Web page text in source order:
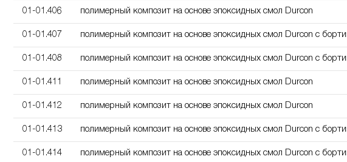
01-01.406 полимерный композит на основе эпоксидных смол Durcon
01-01.407 полимерный композит на основе эпоксидных смол Durcon с
01-01.408 полимерный композит на основе эпоксидных смол Durcon с
01-01.411 полимерный композит на основе эпоксидных смол Durcon
01-01.412 полимерный композит на основе эпоксидных смол Durcon
01-01.413 полимерный композит на основе эпоксидных смол Durcon с
01-01.414 полимерный композит на основе эпоксидных смол Durcon с